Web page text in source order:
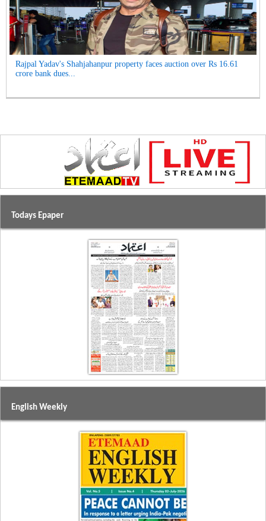
Rajpal Yadav's Shahjahanpur property faces auction over Rs 16.61
crore bank dues...
Todays Epaper
English Weekly